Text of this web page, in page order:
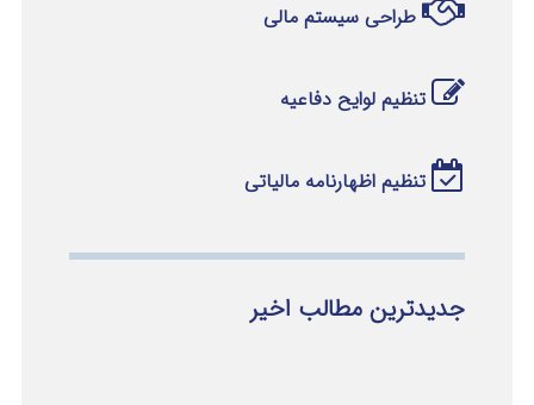
طراحی سیستم مالی
تنظیم لوایح دفاعیه
تنظیم اظهارنامه مالیاتی
جدیدترین مطالب اخیر